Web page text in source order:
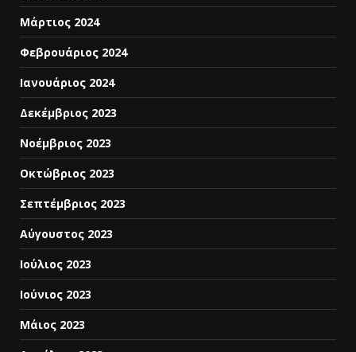
Μάρτιος 2024
Φεβρουάριος 2024
Ιανουάριος 2024
Δεκέμβριος 2023
Νοέμβριος 2023
Οκτώβριος 2023
Σεπτέμβριος 2023
Αύγουστος 2023
Ιούλιος 2023
Ιούνιος 2023
Μάιος 2023